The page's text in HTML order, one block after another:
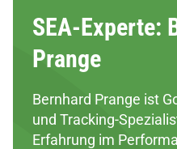
SEA-Experte:
Prange
Bernhard Prange ist
und Tracking-
Erfahrung im